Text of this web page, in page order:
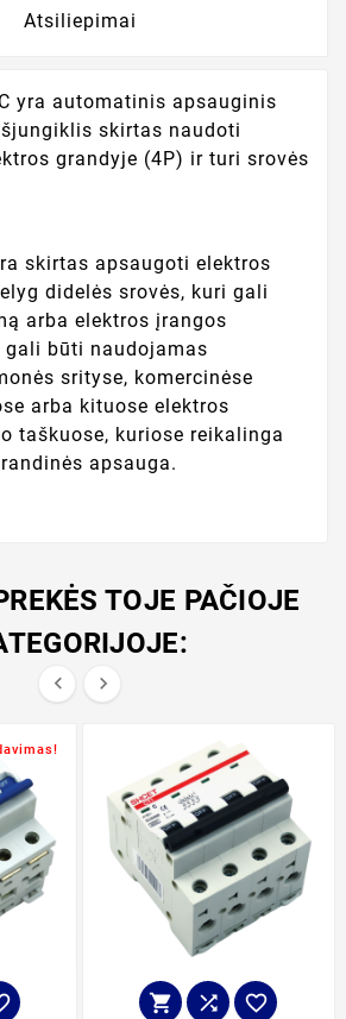
Atsiliepimai
yra automatinis apsauginis
skirtas naudoti
grandyje (4P) ir turi srovės
skirtas apsaugoti elektros
didelės srovės, kuri gali
arba elektros įrangos
būti naudojamas
srityse, komercinėse
arba kituose elektros
taškuose, kuriose reikalinga
apsauga.
TOJE PAČIOJE
 
  